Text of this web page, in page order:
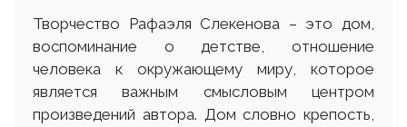
Творчество Рафаэля Слекенова – это дом,
воспоминание о детстве, отношение
человека к окружающему миру, которое
является важным смысловым центром
произведений автора. Дом словно крепость,